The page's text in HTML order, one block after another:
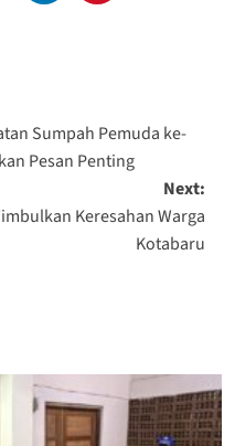
Sumpah Pemuda ke-
Pesan Penting
Next:
Keresahan Warga
Kotabaru